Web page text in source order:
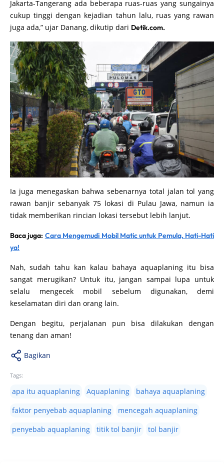
Jakarta-Tangerang ada beberapa ruas-ruas yang sungainya
cukup tinggi dengan kejadian tahun lalu, ruas yang rawan
juga ada,” ujar Danang, dikutip dari Detik.com.
Ia juga menegaskan bahwa sebenarnya total jalan tol yang
rawan banjir sebanyak 75 lokasi di Pulau Jawa, namun ia
tidak memberikan rincian lokasi tersebut lebih lanjut.
Baca juga: Cara Mengemudi Mobil Matic untuk Pemula, Hati-Hati
ya!
Nah, sudah tahu kan kalau bahaya aquaplaning itu bisa
sangat merugikan? Untuk itu, jangan sampai lupa untuk
selalu mengecek mobil sebelum digunakan, demi
keselamatan diri dan orang lain.
Dengan begitu, perjalanan pun bisa dilakukan dengan
tenang dan aman!
Bagikan
Tags:
apa itu aquaplaning Aquaplaning
bahaya aquaplaning
faktor penyebab aquaplaning
mencegah aquaplaning
penyebab aquaplaning
titik tol banjir tol banjir